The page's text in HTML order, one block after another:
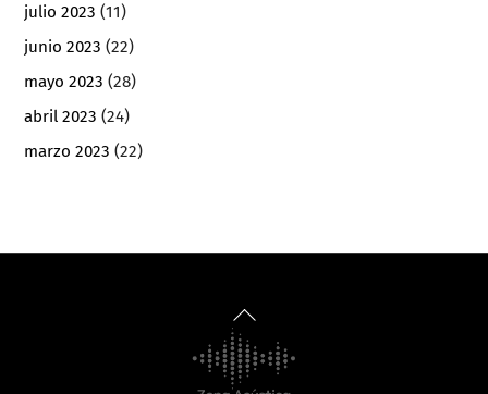
julio 2023 (11)
junio 2023 (22)
mayo 2023 (28)
abril 2023 (24)
marzo 2023 (22)
Back
To
Top